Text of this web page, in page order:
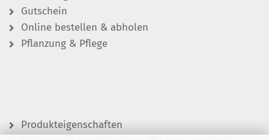
Gutschein
Online bestellen & abholen
Pflanzung & Pflege
Produkteigenschaften